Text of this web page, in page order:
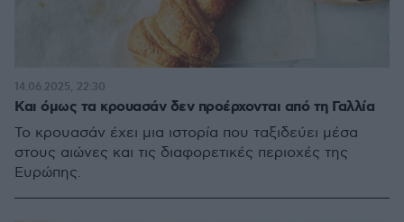
Και όμως τα κρουασάν δεν προέρχονται από τη Γαλλία
Το κρουασάν έχει μια ιστορία που ταξιδεύει μέσα
στους αιώνες και τις διαφορετικές περιοχές της
Ευρώπης.
14.06.2025, 22:30